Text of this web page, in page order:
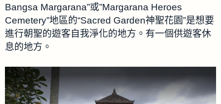
Bangsa Margarana”或”Margarana Heroes
Cemetery”地區的“Sacred Garden神聖花園”是想要
進行朝聖的遊客自我淨化的地方。有一個供遊客休
息的地方。